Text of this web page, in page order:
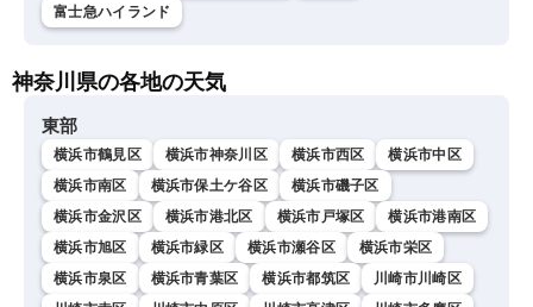
富士急ハイランド
神奈川県の各地の天気
東部
横浜市鶴見区 横浜市神奈川区 横浜市西区
横浜市中区
横浜市南区
横浜市保土ケ谷区
横浜市磯子区
横浜市金沢区
横浜市港北区 横浜市戸塚区
横浜市港南区
横浜市旭区
横浜市緑区 横浜市瀬谷区
横浜市栄区
横浜市泉区
横浜市青葉区 横浜市都筑区
川崎市川崎区